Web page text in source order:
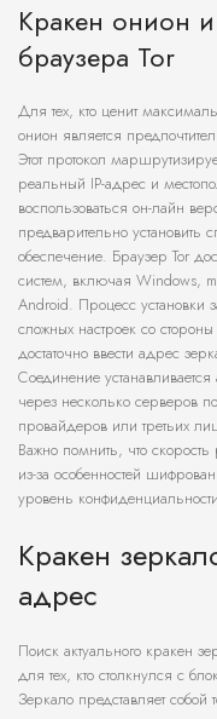
Кракен онион
браузера Tor
Для тех, кто ценит
онион является
Этот протокол
реальный IP-адрес и
воспользоваться он-лайн
предварительно
обеспечение. Браузер Tor
систем, включая Windows,
Android. Процесс установки
сложных настроек со
достаточно ввести адрес
Соединение
через несколько серверов
провайдеров или третьих
Важно помнить, что
из-за особенностей
уровень
Кракен
адрес
Поиск актуального кракен
для тех, кто столкнулся с
Зеркало представляет